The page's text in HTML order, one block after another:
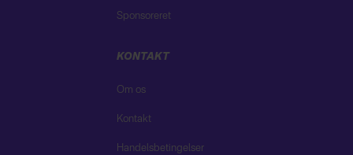
Sponsoreret
KONTAKT
Om os
Kontakt
Handelsbetingelser